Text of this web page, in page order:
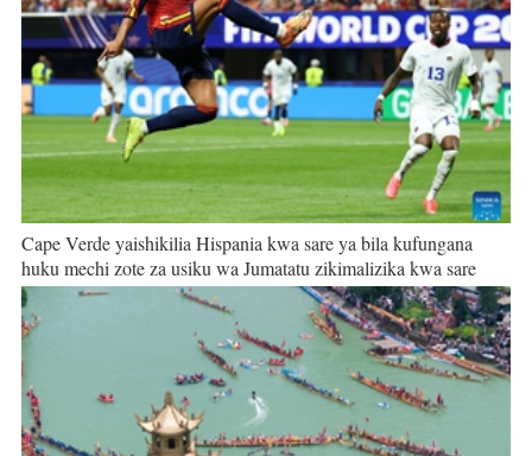
Cape Verde yaishikilia Hispania kwa sare ya bila kufungana
huku mechi zote za usiku wa Jumatatu zikimalizika kwa sare